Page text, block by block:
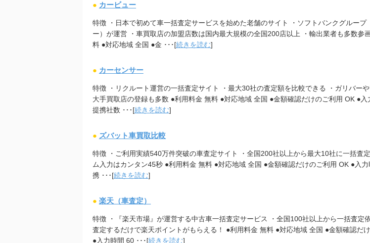
● カービュー
特徴 ・日本で初めて車一括査定サービスを始めた老舗のサイト ・ソフトバンクグループ
ー）が運営 ・車買取店の加盟店数は国内最大規模の全国200店以上 ・輸出業者も多数参
料 ●対応地域 全国 ●金 ･･･[続きを読む]
● カーセンサー
特徴 ・リクルート運営の一括査定サイト ・最大30社の査定額を比較できる ・ガリバー
大手買取店の登録も多数 ●利用料金 無料 ●対応地域 全国 ●金額確認だけのご利用 OK ●
提携社数 ･･･[続きを読む]
● ズバット車買取比較
特徴 ・ご利用実績540万件突破の車査定サイト ・全国200社以上から最大10社に一括査
ム入力はカンタン45秒 ●利用料金 無料 ●対応地域 全国 ●金額確認だけのご利用 OK ●入
携 ･･･[続きを読む]
● 楽天（車査定）
特徴 ・『楽天市場』が運営する中古車一括査定サービス ・全国100社以上から一括査定
査定するだけで楽天ポイントがもらえる！ ●利用料金 無料 ●対応地域 全国 ●金額確認だ
●入力時間 60 ･･･[続きを読む]